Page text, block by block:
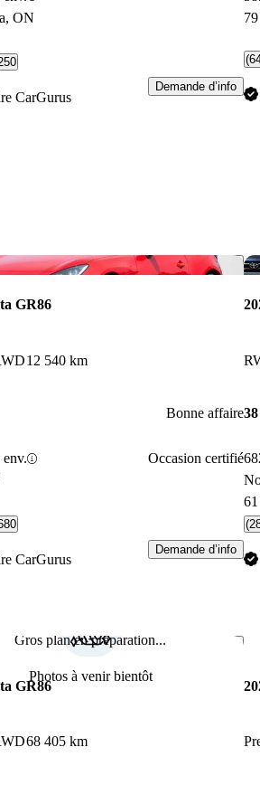
ON
CarGurus
Demande d’info
GR86
12 540 km
Bonne affaire
Occasion certifié
CarGurus
Demande d’info
annonce
Gros plan en préparation...
Photos à venir bientôt
GR86
68 405 km